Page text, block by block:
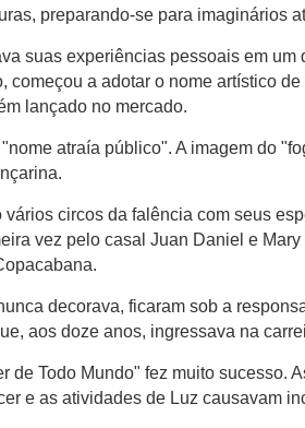
preparando-se para imaginários
suas experiências pessoais em um
começou a adotar o nome artístico
lançado no mercado.
atraía público". A imagem do
vários circos da falência com seus
vez pelo casal Juan Daniel e
decorava, ficaram sob a
aos doze anos, ingressava na
de Todo Mundo" fez muito sucesso.
e as atividades de Luz causavam